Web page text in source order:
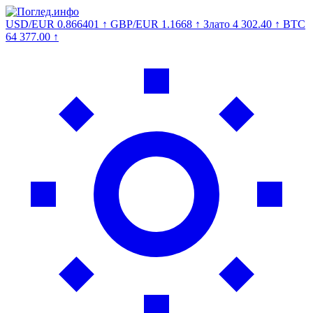
USD/EUR 0.866401 ↑ GBP/EUR 1.1668 ↑ Злато 4 302.40 ↑ BTC
64 377.00 ↑